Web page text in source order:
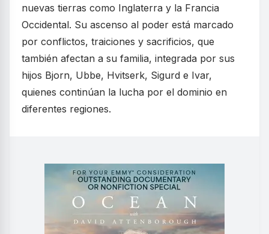
nuevas tierras como Inglaterra y la Francia
Occidental. Su ascenso al poder está marcado
por conflictos, traiciones y sacrificios, que
también afectan a su familia, integrada por sus
hijos Bjorn, Ubbe, Hvitserk, Sigurd e Ivar,
quienes continúan la lucha por el dominio en
diferentes regiones.